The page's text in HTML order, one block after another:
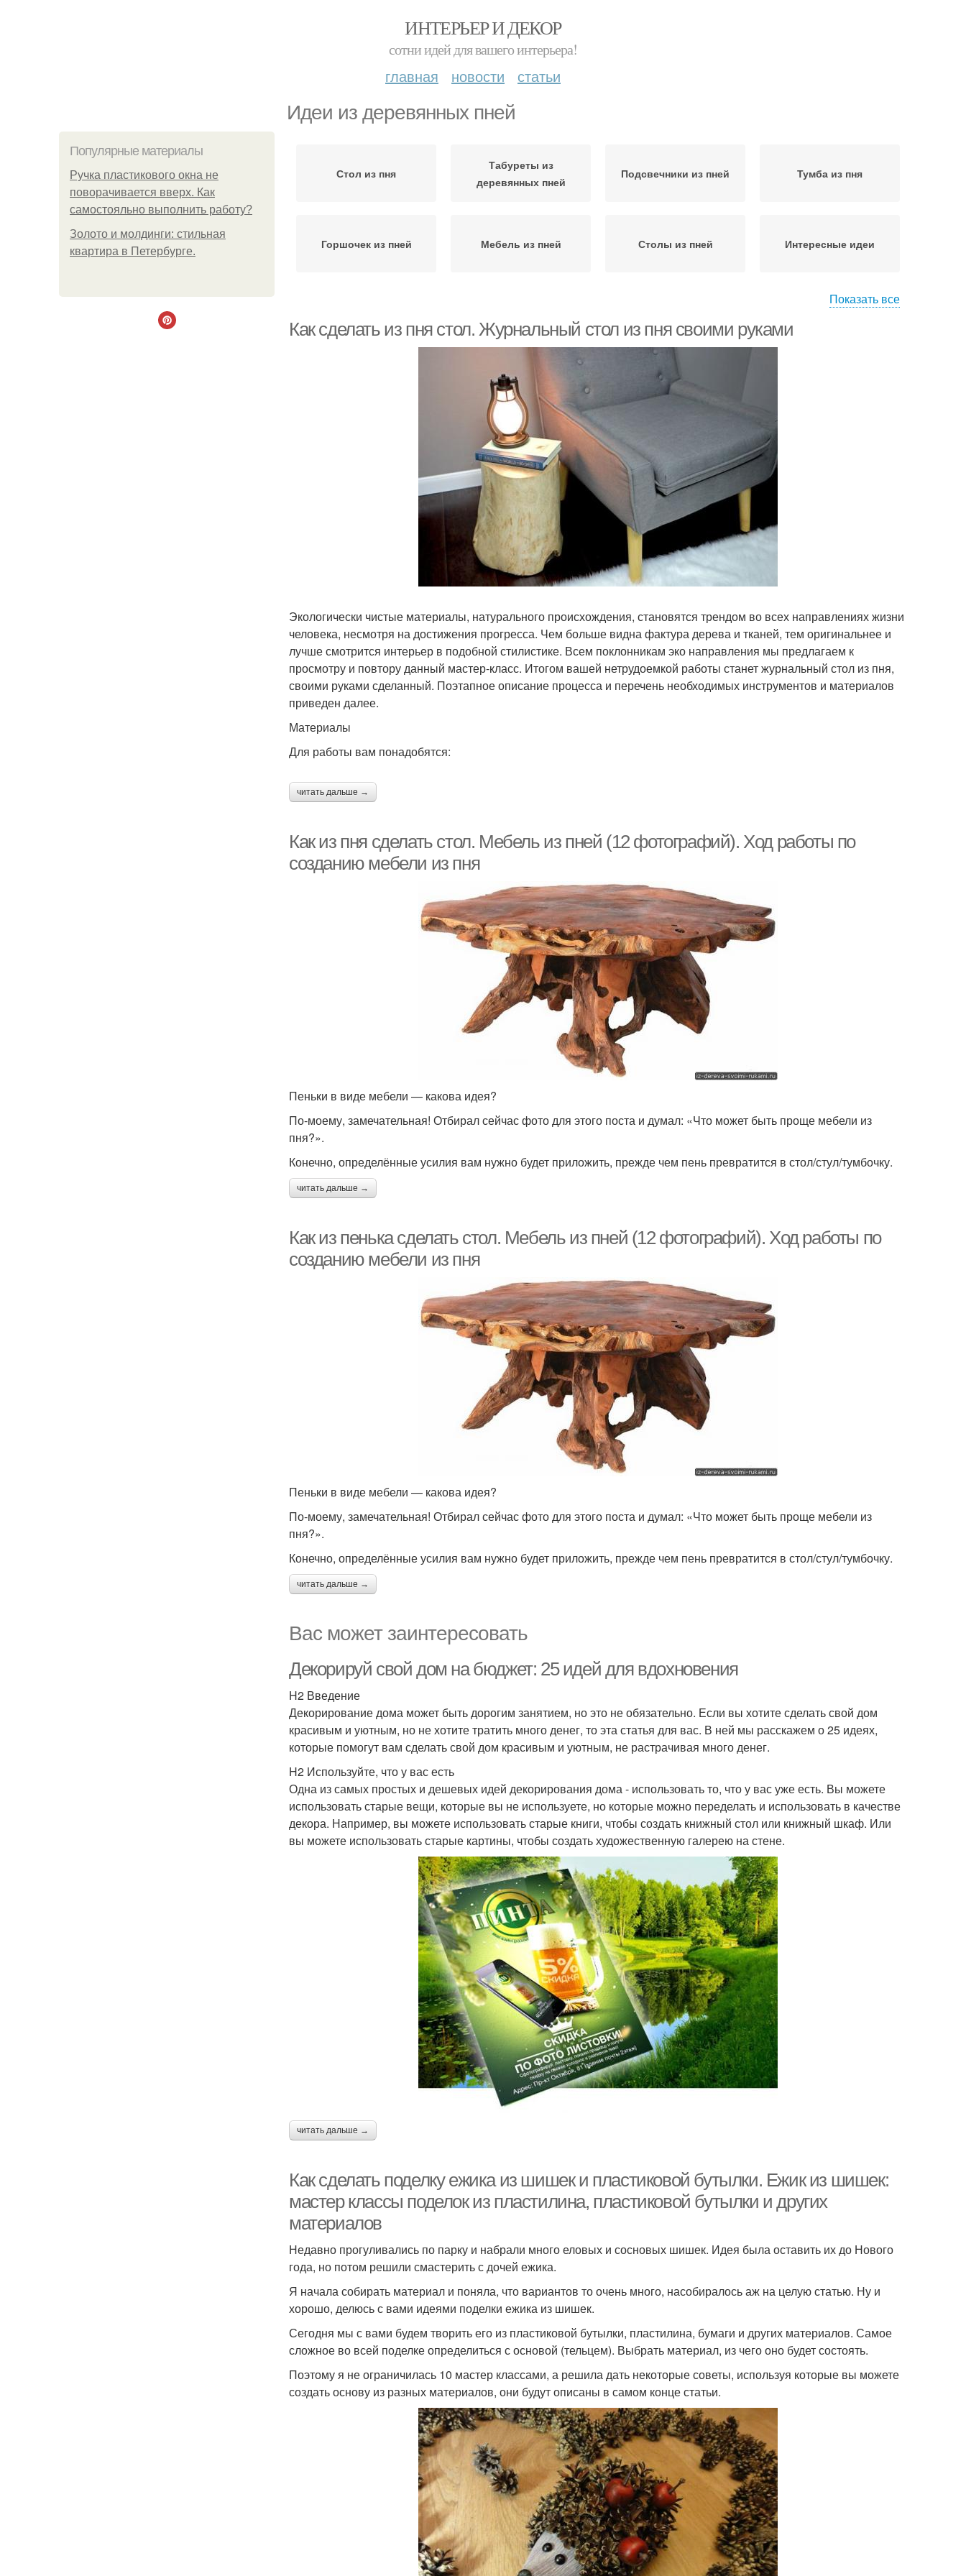
ИНТЕРЬЕР И ДЕКОР
сотни идей для вашего интерьера!
главная новости статьи
Идеи из деревянных пней
Популярные материалы
Ручка пластикового окна не
поворачивается вверх. Как
самостояльно выполнить работу?
Золото и молдинги: стильная
квартира в Петербурге.
Стол из пня
Табуреты из
деревянных пней
Подсвечники из пней Тумба из пня
Горшочек из пней Мебель из пней Столы из пней Интересные идеи
Показать все
Как сделать из пня стол. Журнальный стол из пня своими руками
Экологически чистые материалы, натурального происхождения, становятся трендом во всех направлениях жизни
человека, несмотря на достижения прогресса. Чем больше видна фактура дерева и тканей, тем оригинальнее и
лучше смотрится интерьер в подобной стилистике. Всем поклонникам эко направления мы предлагаем к
просмотру и повтору данный мастер-класс. Итогом вашей нетрудоемкой работы станет журнальный стол из пня,
своими руками сделанный. Поэтапное описание процесса и перечень необходимых инструментов и материалов
приведен далее.
Материалы
Для работы вам понадобятся:
читать дальше →
Как из пня сделать стол. Мебель из пней (12 фотографий). Ход работы по
созданию мебели из пня
Пеньки в виде мебели — какова идея?
По-моему, замечательная! Отбирал сейчас фото для этого поста и думал: «Что может быть проще мебели из
пня?».
Конечно, определённые усилия вам нужно будет приложить, прежде чем пень превратится в стол/стул/тумбочку.
читать дальше →
Как из пенька сделать стол. Мебель из пней (12 фотографий). Ход работы по
созданию мебели из пня
Пеньки в виде мебели — какова идея?
По-моему, замечательная! Отбирал сейчас фото для этого поста и думал: «Что может быть проще мебели из
пня?».
Конечно, определённые усилия вам нужно будет приложить, прежде чем пень превратится в стол/стул/тумбочку.
читать дальше →
Вас может заинтересовать
Декорируй свой дом на бюджет: 25 идей для вдохновения
H2 Введение
Декорирование дома может быть дорогим занятием, но это не обязательно. Если вы хотите сделать свой дом
красивым и уютным, но не хотите тратить много денег, то эта статья для вас. В ней мы расскажем о 25 идеях,
которые помогут вам сделать свой дом красивым и уютным, не растрачивая много денег.
H2 Используйте, что у вас есть
Одна из самых простых и дешевых идей декорирования дома - использовать то, что у вас уже есть. Вы можете
использовать старые вещи, которые вы не используете, но которые можно переделать и использовать в качестве
декора. Например, вы можете использовать старые книги, чтобы создать книжный стол или книжный шкаф. Или
вы можете использовать старые картины, чтобы создать художественную галерею на стене.
читать дальше →
Как сделать поделку ежика из шишек и пластиковой бутылки. Ежик из шишек:
мастер классы поделок из пластилина, пластиковой бутылки и других
материалов
Недавно прогуливались по парку и набрали много еловых и сосновых шишек. Идея была оставить их до Нового
года, но потом решили смастерить с дочей ежика.
Я начала собирать материал и поняла, что вариантов то очень много, насобиралось аж на целую статью. Ну и
хорошо, делюсь с вами идеями поделки ежика из шишек.
Сегодня мы с вами будем творить его из пластиковой бутылки, пластилина, бумаги и других материалов. Самое
сложное во всей поделке определиться с основой (тельцем). Выбрать материал, из чего оно будет состоять.
Поэтому я не ограничилась 10 мастер классами, а решила дать некоторые советы, используя которые вы можете
создать основу из разных материалов, они будут описаны в самом конце статьи.